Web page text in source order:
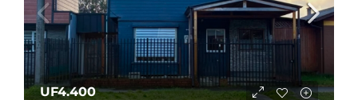
UF4.400